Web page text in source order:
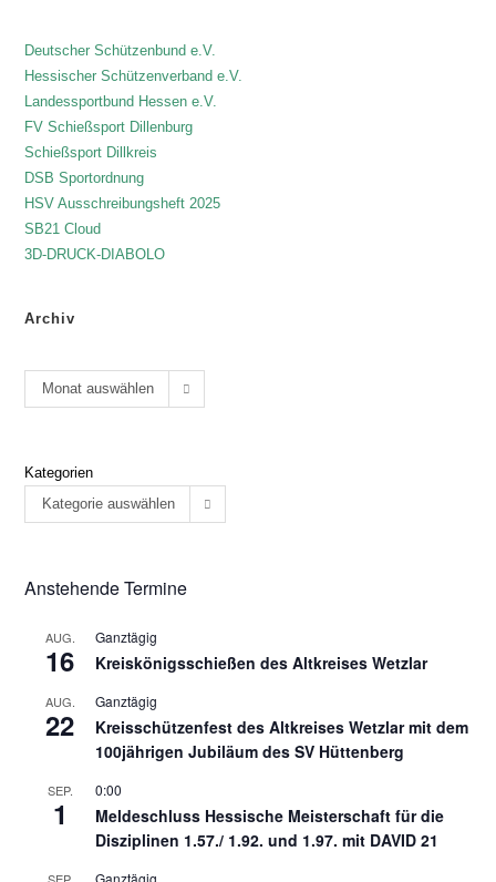
Deutscher Schützenbund e.V.
Hessischer Schützenverband e.V.
Landessportbund Hessen e.V.
FV Schießsport Dillenburg
Schießsport Dillkreis
DSB Sportordnung
HSV Ausschreibungsheft 2025
SB21 Cloud
3D-DRUCK-DIABOLO
Archiv
Monat auswählen
Kategorien
Kategorie auswählen
Anstehende Termine
AUG.
16
Ganztägig
Kreiskönigsschießen des Altkreises Wetzlar
AUG.
22
Ganztägig
Kreisschützenfest des Altkreises Wetzlar mit dem
100jährigen Jubiläum des SV Hüttenberg
SEP.
1
0:00
Meldeschluss Hessische Meisterschaft für die
Disziplinen 1.57./ 1.92. und 1.97. mit DAVID 21
Ganztägig